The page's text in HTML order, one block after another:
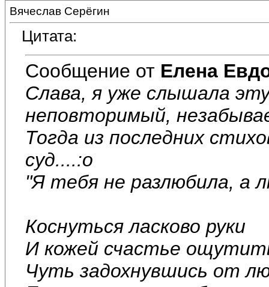
Вячеслав Серёгин
Цитата:
Сообщение от Елена
Слава, я уже слышала
неповторимый,
Тогда из последних
суд....:o
"Я тебя не разлюбила, а
Коснуться ласково руки
И кожей счастье
Чуть задохнувшись от